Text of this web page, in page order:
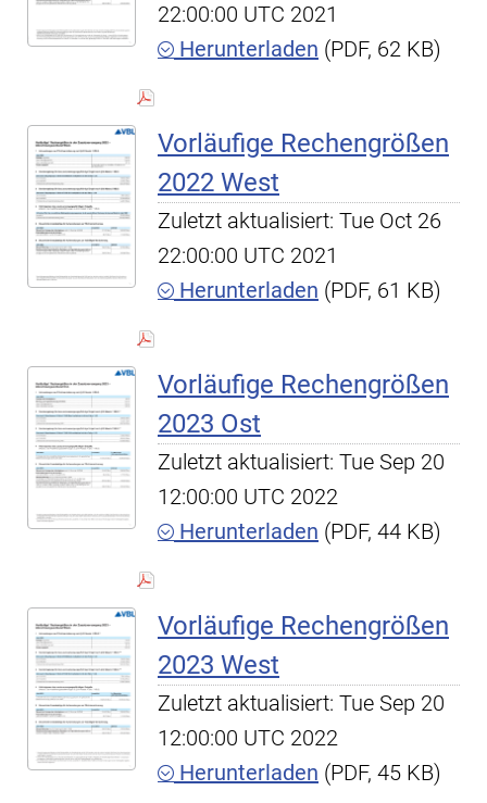
22:00:00 UTC 2021
Herunterladen (PDF, 62 KB)
Vorläufige Rechengrößen
2022 West
Zuletzt aktualisiert: Tue Oct 26
22:00:00 UTC 2021
Herunterladen (PDF, 61 KB)
Vorläufige Rechengrößen
2023 Ost
Zuletzt aktualisiert: Tue Sep 20
12:00:00 UTC 2022
Herunterladen (PDF, 44 KB)
Vorläufige Rechengrößen
2023 West
Zuletzt aktualisiert: Tue Sep 20
12:00:00 UTC 2022
Herunterladen (PDF, 45 KB)